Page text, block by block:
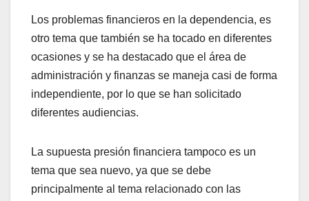
Los problemas financieros en la dependencia, es
otro tema que también se ha tocado en diferentes
ocasiones y se ha destacado que el área de
administración y finanzas se maneja casi de forma
independiente, por lo que se han solicitado
diferentes audiencias.
La supuesta presión financiera tampoco es un
tema que sea nuevo, ya que se debe
principalmente al tema relacionado con las